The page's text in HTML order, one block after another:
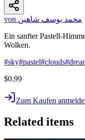
von محمد يوسف شاهين
Ein sanfter Pastell-
Wolken.
#sky#pastel#clouds#
$0.99
Zum Kaufen
Related items